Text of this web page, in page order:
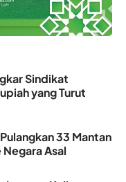
Sindikat
yang Turut
33 Mantan
Negara Asal